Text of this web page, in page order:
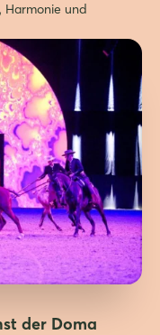
Harmonie und
der Doma